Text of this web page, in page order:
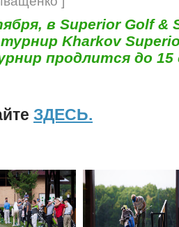
в Superior Golf
Kharkov
продлится до
ЗДЕСЬ.